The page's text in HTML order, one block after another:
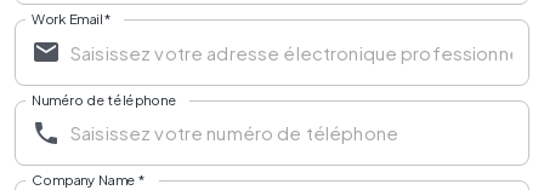
Work Email*
Numéro de téléphone
Company Name *